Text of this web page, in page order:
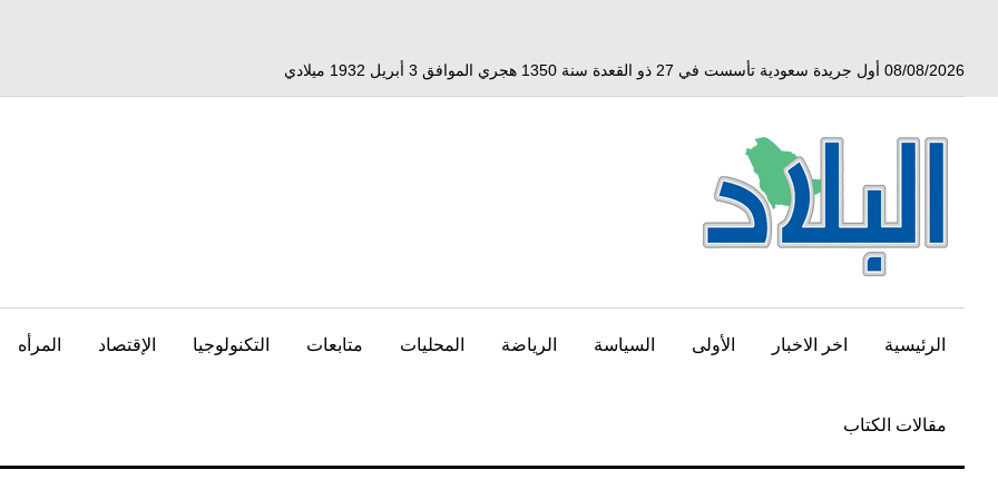
08/08/2026 أول جريدة سعودية تأسست في 27 ذو القعدة سنة 1350 هجري الموافق 3 أبريل 1932 ميلادي
الرئيسية اخر الاخبار الأولى السياسة الرياضة المحليات متابعات التكنولوجيا الإقتصاد المرأه
مقالات الكتاب